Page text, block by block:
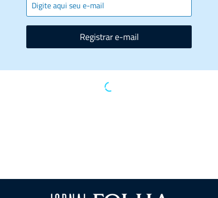
Registrar e-mail